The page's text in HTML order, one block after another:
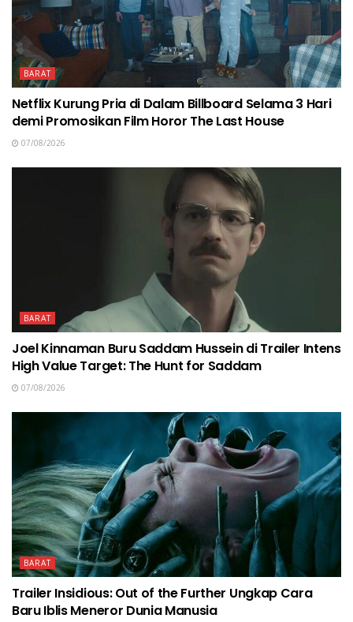
BARAT
Netflix Kurung Pria di Dalam Billboard Selama 3 Hari
demi Promosikan Film Horor The Last House
07/08/2026
BARAT
Joel Kinnaman Buru Saddam Hussein di Trailer Intens
High Value Target: The Hunt for Saddam
07/08/2026
BARAT
Trailer Insidious: Out of the Further Ungkap Cara
Baru Iblis Meneror Dunia Manusia